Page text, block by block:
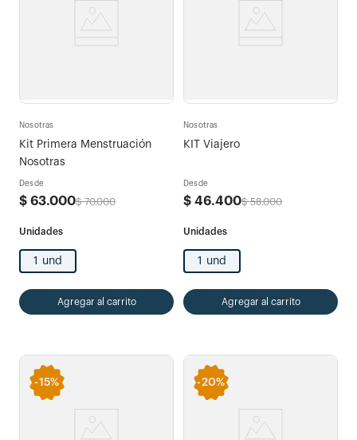
Nosotras
Kit Primera Menstruación
Nosotras
Desde
$ 63.000$ 70.000
1 und
Agregar al carrito
Nosotras
KIT Viajero
Desde
$ 46.400$ 58.000
1 und
Agregar al carrito
-15% -20%